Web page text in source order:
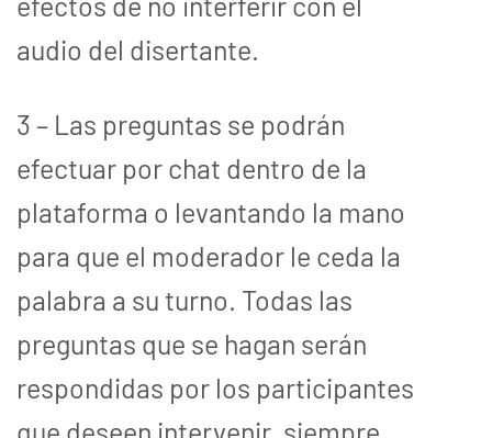
audio del disertante.
3 – Las preguntas se podrán
efectuar por chat dentro de la
plataforma o levantando la mano
para que el moderador le ceda la
palabra a su turno. Todas las
preguntas que se hagan serán
respondidas por los participantes
que deseen intervenir, siempre